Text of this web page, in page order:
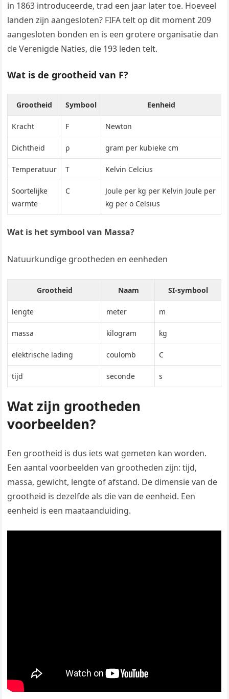
in 1863 introduceerde, trad een jaar later toe. Hoeveel
landen zijn aangesloten? FIFA telt op dit moment 209
aangesloten bonden en is een grotere organisatie dan
de Verenigde Naties, die 193 leden telt.
Wat is de grootheid van F?
Grootheid Symbool Eenheid
Kracht F Newton
Dichtheid ρ gram per kubieke cm
Temperatuur T Kelvin Celcius
Soortelijke
warmte
C
Joule per kg per Kelvin Joule per
kg per o Celsius
Wat is het symbool van Massa?
Natuurkundige grootheden en eenheden
Grootheid Naam SI-symbool
lengte meter m
massa kilogram kg
elektrische lading coulomb C
tijd seconde s
Wat zijn grootheden
voorbeelden?
Een grootheid is dus iets wat gemeten kan worden.
Een aantal voorbeelden van grootheden zijn: tijd,
massa, gewicht, lengte of afstand. De dimensie van de
grootheid is dezelfde als die van de eenheid. Een
eenheid is een maataanduiding.